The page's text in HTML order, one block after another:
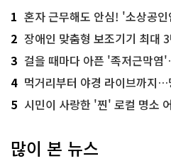
1 혼자 근무해도 안심! '소상공
2 장애인 맞춤형 보조기기 최대 3년
3 걸을 때마다 아픈 '족저근막염'…무
4 먹거리부터 야경 라이브까지
5 시민이 사랑한 '찐' 로컬 명소 어
많이 본 뉴스